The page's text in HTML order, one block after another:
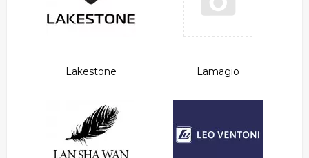
Lakestone Lamagio